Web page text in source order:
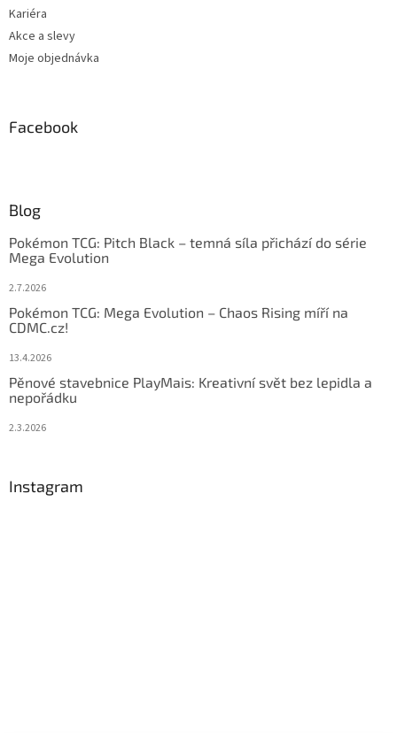
Kariéra
Akce a slevy
Moje objednávka
Facebook
Blog
Pokémon TCG: Pitch Black – temná síla přichází do série
Mega Evolution
2.7.2026
Pokémon TCG: Mega Evolution – Chaos Rising míří na
CDMC.cz!
13.4.2026
Pěnové stavebnice PlayMais: Kreativní svět bez lepidla a
nepořádku
2.3.2026
Instagram